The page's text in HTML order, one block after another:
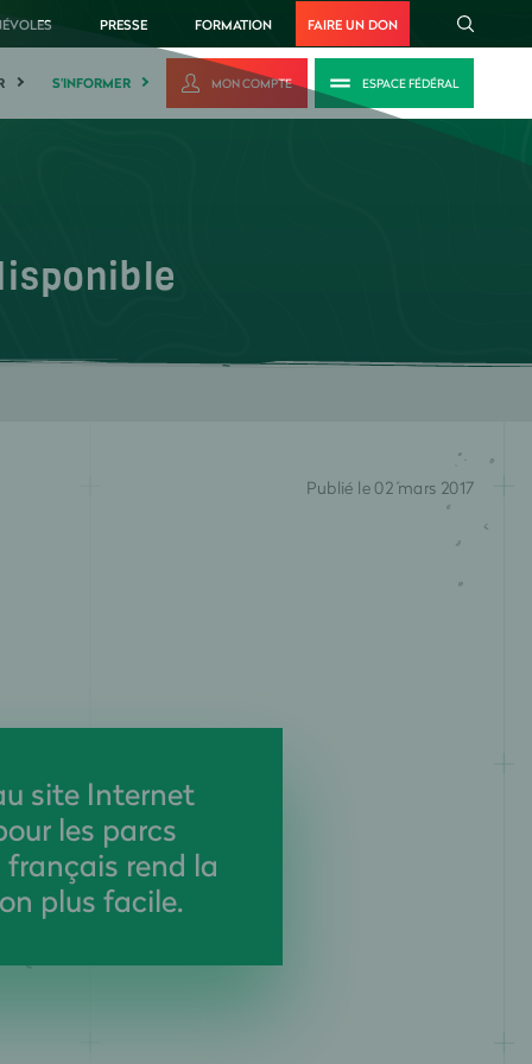
PRESSE FORMATION FAIRE UN DON
S'INFORMER MON COMPTE ESPACE FÉDÉRAL
site Internet
les parcs
rend la
plus facile.
Publié le 02 mars 2017